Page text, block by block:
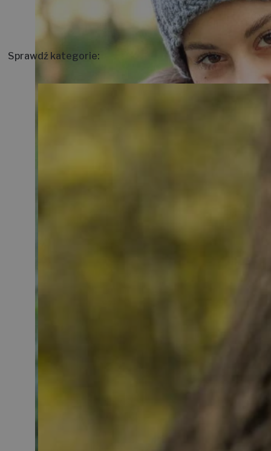
Sprawdź kategorie: